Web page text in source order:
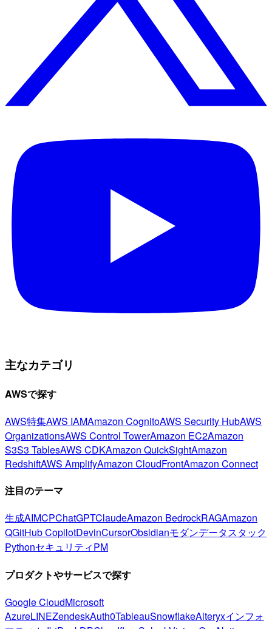
主なカテゴリ
AWSで探す
AWS特集AWS IAMAmazon CognitoAWS Security HubAWS
OrganizationsAWS Control TowerAmazon EC2Amazon
S3S3 TablesAWS CDKAmazon QuickSightAmazon
RedshiftAWS AmplifyAmazon CloudFrontAmazon Connect
注目のテーマ
生成AIMCPChatGPTClaudeAmazon BedrockRAGAmazon
QGitHub CopilotDevinCursorObsidianモダンデータスタック
PythonセキュリティPM
プロダクトやサービスで探す
Google CloudMicrosoft
AzureLINEZendeskAuth0TableauSnowflakeAlteryxインフォ